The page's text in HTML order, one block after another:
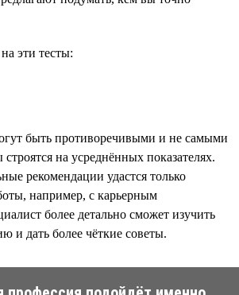
эти тесты:
быть противоречивыми и не самыми
на усреднённых показателях.
рекомендации удастся только
например, с карьерным
более детально сможет изучить
и дать более чёткие советы.